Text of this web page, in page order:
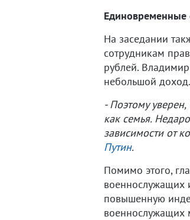
Единовременные
На заседании
сотрудникам
рублей.
небольшой доход.
- Поэтому
как семья.
зависимости от
Путин.
Помимо этого,
военнослужащих
повышенную
военнослужащих